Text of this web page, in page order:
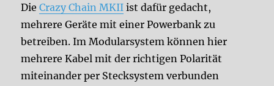
DieCrazy Chain MKII ist dafür gedacht,
mehrere Geräte mit einer Powerbank zu
betreiben. Im Modularsystem können hier
mehrere Kabel mit der richtigen Polarität
miteinander per Stecksystem verbunden